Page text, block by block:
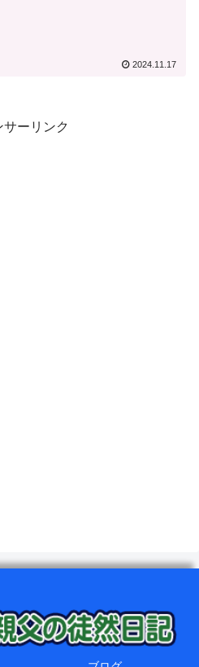
2024.11.17
サーリンク